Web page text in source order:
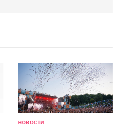
НОВОСТИ